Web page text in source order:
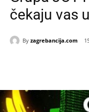
čekaju vas
By zagrebancija.com